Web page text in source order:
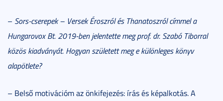
– Sors-cserepek – Versek Éroszról és Thanatoszról címmel a
Hungarovox Bt. 2019-ben jelentette meg prof. dr. Szabó Tiborral
közös kiadványát. Hogyan született meg e különleges könyv
alapötlete?
– Belső motivációm az önkifejezés: írás és képalkotás. A